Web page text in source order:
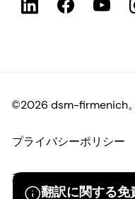
翻訳に関する免
©2026 dsm-firmenich
プライバシーポリシー
利用規約